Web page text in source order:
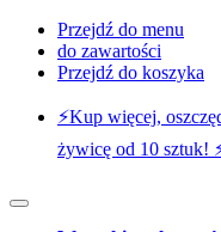
Przejdź do menu
do zawartości
Przejdź do koszyka
⚡️Kup więcej,
żywicę od 10 sztuk!